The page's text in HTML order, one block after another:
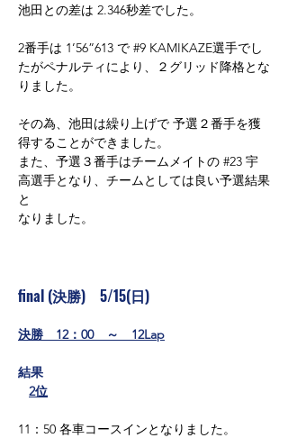
池田との差は 2.346秒差でした。
2番手は 1’56”613 で #9 KAMIKAZE選手でし
たがペナルティにより、２グリッド降格とな
りました。
その為、池田は繰り上げで 予選２番手を獲
得することができました。
また、予選３番手はチームメイトの #23 宇
高選手となり、チームとしては良い予選結果
と
なりました。
final (決勝)　5/15(日)
決勝　12：00　～　12Lap
結果
2位
11：50 各車コースインとなりました。